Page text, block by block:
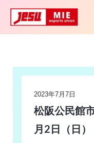
2023年7月7日
松阪公民館
月2日（日）